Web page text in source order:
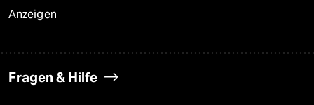
Anzeigen
Fragen & Hilfe